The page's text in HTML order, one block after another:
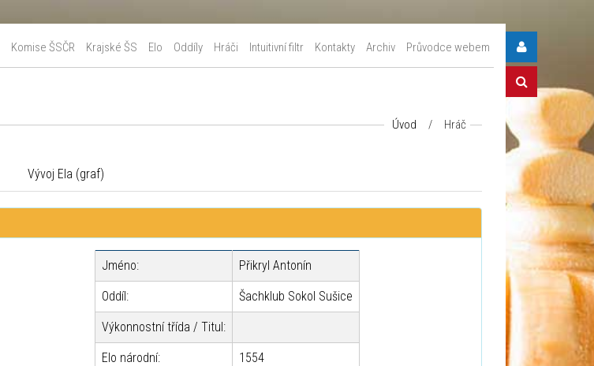
Komise ŠSČR Krajské ŠS Elo Oddíly Hráči Intuitivní filtr Kontakty Archiv Průvodce webem
Úvod / Hráč
Vývoj Ela (graf)
Jméno: Přikryl Antonín
Oddíl: Šachklub Sokol Sušice
Výkonnostní třída / Titul:
Elo národní: 1554